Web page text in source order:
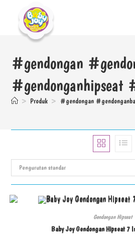
#gendongan
#gendonganhipseat
> Produk > #gendongan
Pengurutan standar
Gendongan Hipseat
Baby Joy Gendongan Hipseat 7